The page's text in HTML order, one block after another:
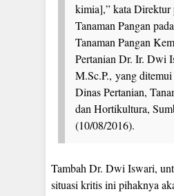
kimia],” kata Direktur
Tanaman Pangan
Tanaman Pangan
Pertanian Dr. Ir. Dwi
M.Sc.P., yang
Dinas Pertanian,
dan Hortikultura,
(10/08/2016).
Tambah Dr. Dwi Iswari,
situasi kritis ini pihaknya